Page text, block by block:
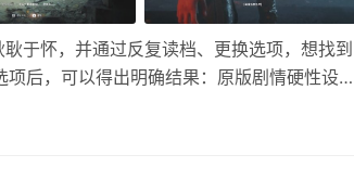
于怀，并通过反复读档、更换选项，想找到
后，可以得出明确结果：原版剧情硬性设定